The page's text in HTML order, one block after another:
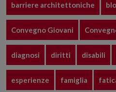
barriere architettoniche
Convegno Giovani
diagnosi diritti disabili
esperienze famiglia